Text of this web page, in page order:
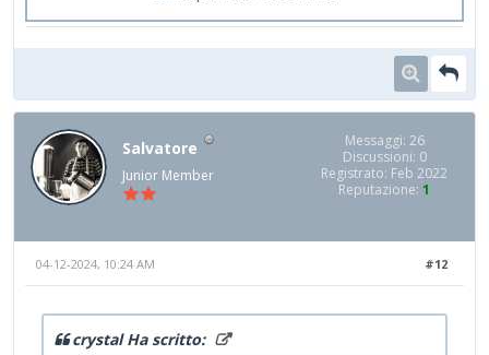
Salvatore
Junior Member
Messaggi: 26
Discussioni: 0
Registrato: Feb 2022
Reputazione: 1
#12
04-12-2024, 10:24 AM
crystal Ha scritto: